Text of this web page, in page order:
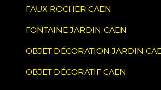
FAUX ROCHER CAEN
FONTAINE JARDIN CAEN
OBJET DÉCORATION JARDIN
OBJET DÉCORATIF CAEN